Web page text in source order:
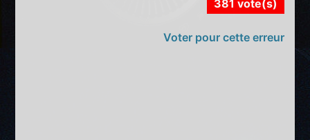
381 vote(s)
Voter pour cette erreur